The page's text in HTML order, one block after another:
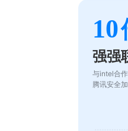
10
强强
与intel合
腾讯安全